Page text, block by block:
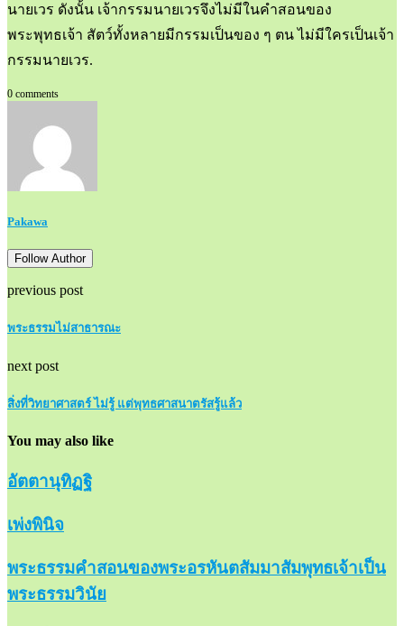
นายเวร ดังนั้น เจ้ากรรมนายเวรจึงไม่มีในคำสอนของ
พระพุทธเจ้า สัตว์ทั้งหลายมีกรรมเป็นของ ๆ ตน ไม่มีใครเป็นเจ้า
กรรมนายเวร.
0 comments
Pakawa
Follow Author
previous post
พระธรรมไม่สาธารณะ
next post
สิ่งที่วิทยาศาสตร์ ไม่รู้ แต่พุทธศาสนาตรัสรู้แล้ว
You may also like
อัตตานุทิฏฐิ
เพ่งพินิจ
พระธรรมคำสอนของพระอรหันตสัมมาสัมพุทธเจ้าเป็น
พระธรรมวินัย